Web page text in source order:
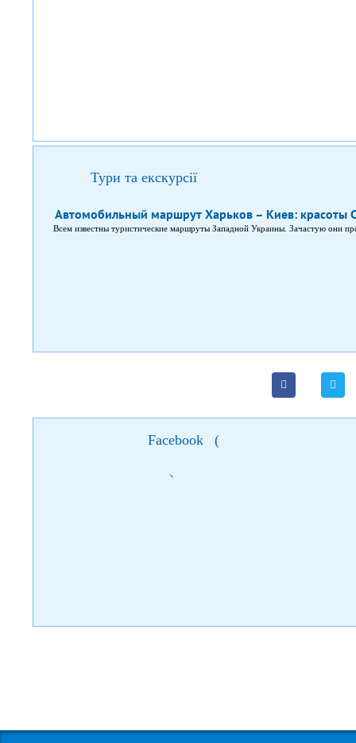
Тури та екскурсії
Автомобильный маршрут Харьков – Киев:
Всем известны туристические маршруты Западной Украины. Зачастую они
Facebook (
)